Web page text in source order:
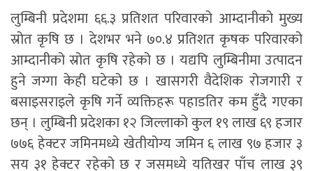
लुम्बिनी प्रदेशमा ६६.३ प्रतिशत परिवारको आम्दानीको मुख्य
स्रोत कृषि छ । देशभर भने ७०.४ प्रतिशत कृषक परिवारको
आम्दानीको स्रोत कृषि रहेको छ । यद्यपि लुम्बिनीमा उत्पादन
हुने जग्गा केही घटेको छ । खासगरी वैदेशिक रोजगारी र
बसाइसराइले कृषि गर्ने व्यक्तिहरू पहाडतिर कम हुँदै गएका
छन् । लुम्बिनी प्रदेशका १२ जिल्लाको कुल १९ लाख ६९ हजार
७७६ हेक्टर जमिनमध्ये खेतीयोग्य जमिन ६ लाख ९७ हजार ३
सय ३१ हेक्टर रहेको छ र जसमध्ये यतिखर पाँच लाख ३९